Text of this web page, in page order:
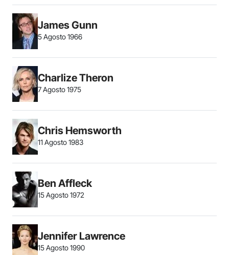
James Gunn
5 Agosto 1966
Charlize Theron
7 Agosto 1975
Chris Hemsworth
11 Agosto 1983
Ben Affleck
15 Agosto 1972
Jennifer Lawrence
15 Agosto 1990